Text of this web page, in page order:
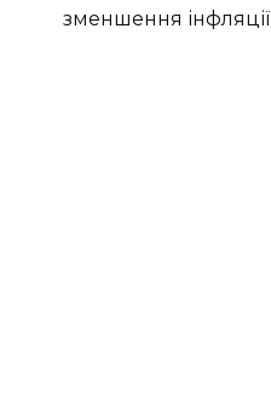
зменшення інфляції